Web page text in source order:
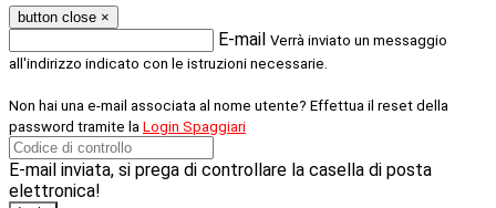
button close ×
E-mail Verrà inviato un messaggio
all'indirizzo indicato con le istruzioni necessarie.
Non hai una e-mail associata al nome utente? Effettua il reset della
password tramite la Login Spaggiari
E-mail inviata, si prega di controllare la casella di posta
elettronica!